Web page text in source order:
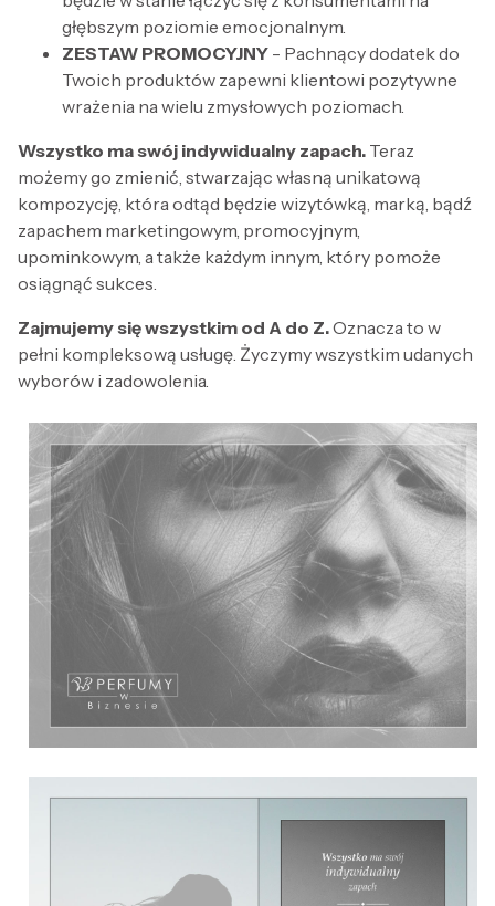
głębszym poziomie emocjonalnym.
ZESTAW PROMOCYJNY - Pachnący dodatek do
Twoich produktów zapewni klientowi pozytywne
wrażenia na wielu zmysłowych poziomach.
Wszystko ma swój indywidualny zapach. Teraz
możemy go zmienić, stwarzając własną unikatową
kompozycję, która odtąd będzie wizytówką, marką, bądź
zapachem marketingowym, promocyjnym,
upominkowym, a także każdym innym, który pomoże
osiągnąć sukces.
Zajmujemy się wszystkim od A do Z.Oznacza to w
pełni kompleksową usługę. Życzymy wszystkim udanych
wyborów i zadowolenia.